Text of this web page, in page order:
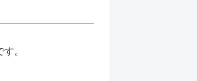
す。